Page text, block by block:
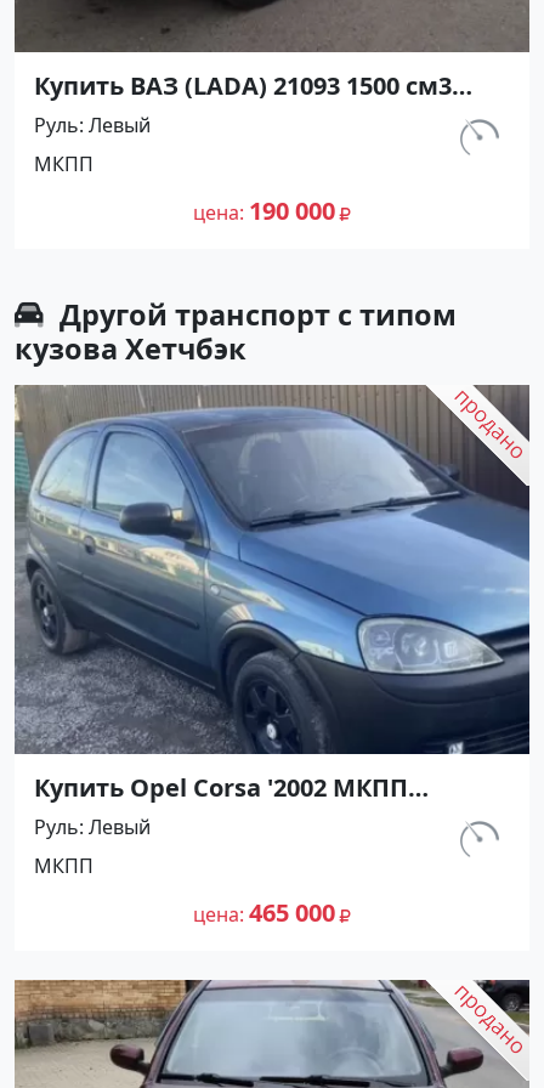
Купить ВАЗ (LADA) 21093 1500 см3
МКПП (70 л.с.) Бензин инжектор в
Ахтанизовская: цвет Белый Хетчбэк
1994 года по цене 190000 рублей,
объявление №26916 на сайте
Авторынок23
км.
Руль Левый
МКПП
цена 190 000
Другой транспорт с типом
кузова Хетчбэк
Купить Opel Corsa '2002 МКПП
(1200/75 л.с.) Бензин инжектор
Мирный цвет Синий Хетчбэк по цене
465000 рублей, объявление №27494
на сайте Авторынок23
км.
Руль Левый
МКПП
цена 465 000